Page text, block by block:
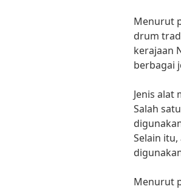
Menurut
drum
kerajaan
berbagai
Jenis
Salah
Selain
Menurut